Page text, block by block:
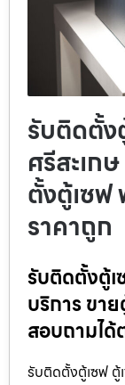
รับติดตั้ง
ศรีสะเก
ตั้งตู้เซ
ราคาถูก
รับติดตั้งตู้เ
บริการ ขา
สอบถามได้
รับติดตั้งตู้เซฟ ตู้